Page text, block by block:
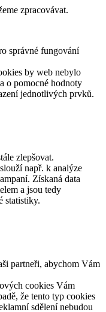
zpracovávat.
správné fungování
by web nebylo
o pomocné hodnoty
jednotlivých prvků.
zlepšovat.
např. k analýze
Získaná data
a jsou tedy
statistiky.
partneři, abychom Vám
cookies Vám
že tento typ cookies
sdělení nebudou